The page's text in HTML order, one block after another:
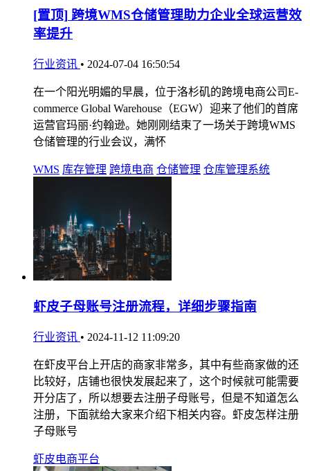
[置顶] 跨境WMS仓储管理助力企业全球运营效
率提升
行业资讯 • 2024-07-04 16:50:54
在一个阳光明媚的早晨，位于洛杉矶的跨境电商公司E-
commerce Global Warehouse（EGW）迎来了他们的首席
运营官玛丽·约翰逊。她刚刚结束了一场关于跨境WMS
仓储管理的行业会议，满怀
WMS 库存管理 跨境电商 仓储管理 仓库管理系统
虾皮子母账号注册流程，详细步骤指南
行业资讯 • 2024-11-12 11:09:20
在虾皮平台上开店的商家非常多，其中有些商家做的还
比较好，店铺也很快发展起来了，这个时候就可能需要
开分店了，所以想要去注册子母账号，但是不知道怎么
注册，下面就给大家来介绍下相关内容。虾皮怎样注册
子母账号
虾皮电商平台